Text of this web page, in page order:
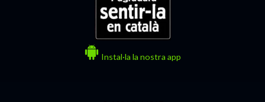
Instal·la la nostra app